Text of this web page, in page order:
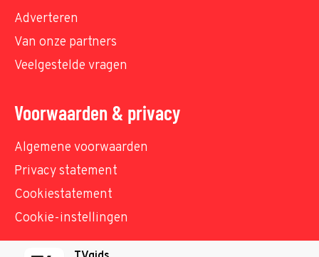
Adverteren
Van onze partners
Veelgestelde vragen
Voorwaarden & privacy
Algemene voorwaarden
Privacy statement
Cookiestatement
Cookie-instellingen